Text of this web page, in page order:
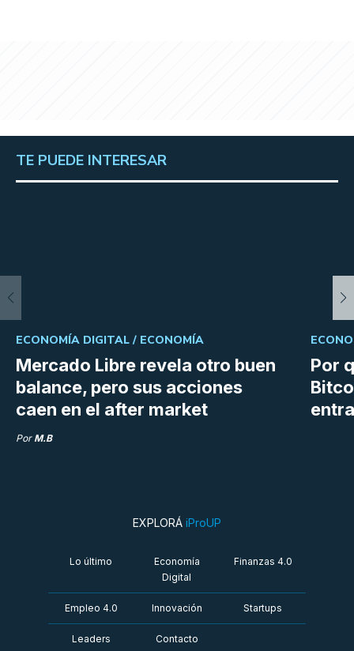
TE PUEDE INTERESAR
Mercado Libre revela otro buen
balance, pero sus acciones
caen en el after market
ECONOMÍA DIGITAL / ECONOMÍA
Por M.B
Por
EXPLORÁ iProUP
Lo último
Economía
Digital
Finanzas 4.0
Empleo 4.0 Innovación Startups
Leaders Contacto